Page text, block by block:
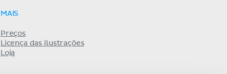
MAIS
Preços
Licença das ilustrações
Loja